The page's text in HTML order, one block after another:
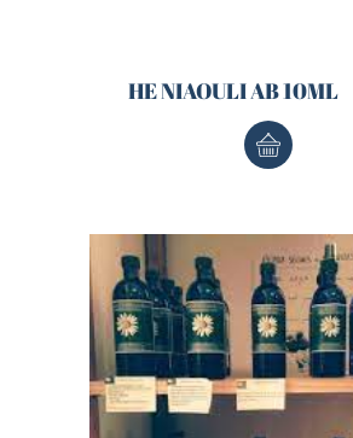
HE NIAOULI AB 10ML